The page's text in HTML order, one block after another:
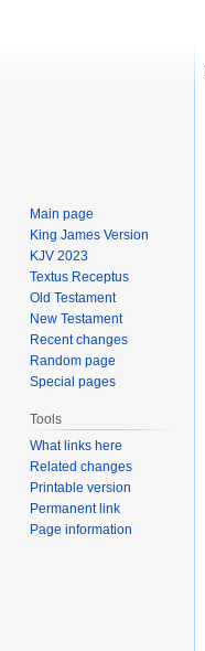
Main page
King James Version
KJV 2023
Textus Receptus
Old Testament
New Testament
Recent changes
Random page
Special pages
Tools
What links here
Related changes
Printable version
Permanent link
Page information